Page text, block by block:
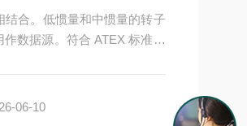
合。低惯量和中惯量的转子
数据源。符合 ATEX 标准的
06-10